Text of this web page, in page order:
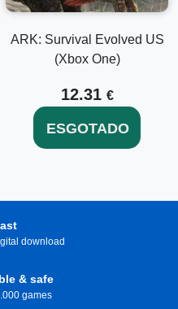
ARK: Survival Evolved US
(Xbox One)
12.31 €
ESGOTADO
download
& safe
games